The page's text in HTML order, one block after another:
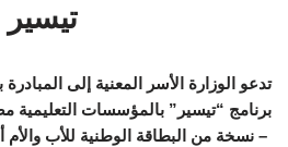
تيسير
تدعو الوزارة الأسر المعنية إلى
برنامج “تيسير” بالمؤسسات التعليمية
– نسخة من البطاقة الوطنية للأب والأم